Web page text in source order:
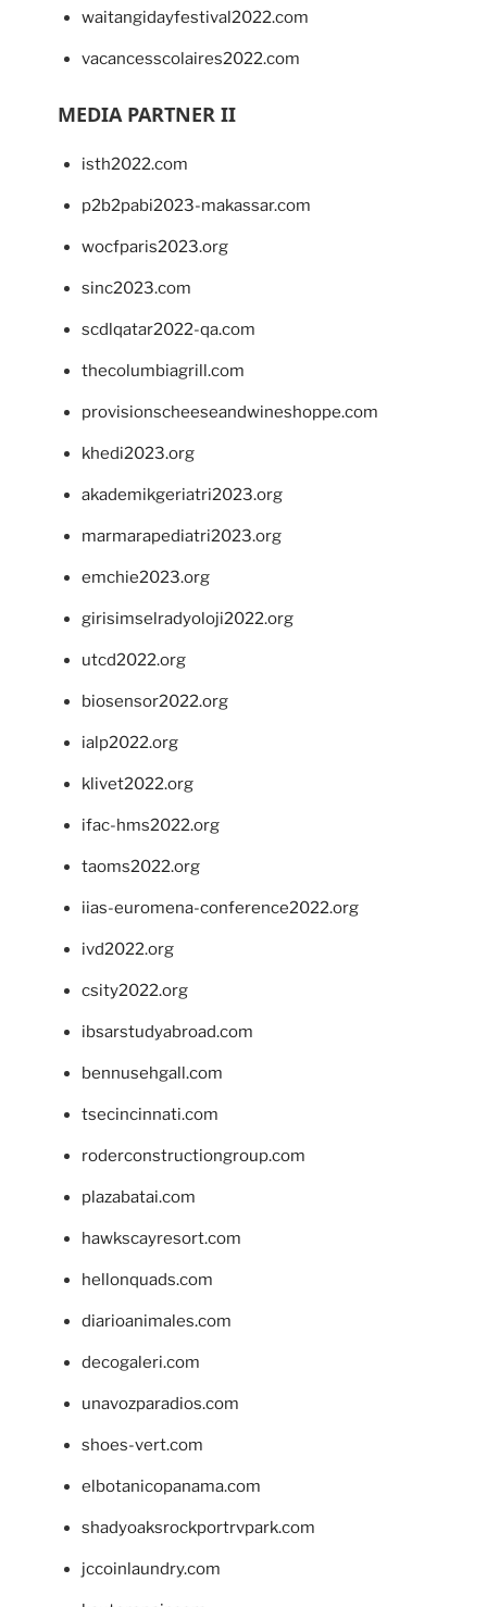
waitangidayfestival2022.com
vacancesscolaires2022.com
MEDIA PARTNER II
isth2022.com
p2b2pabi2023-makassar.com
wocfparis2023.org
sinc2023.com
scdlqatar2022-qa.com
thecolumbiagrill.com
provisionscheeseandwineshoppe.com
khedi2023.org
akademikgeriatri2023.org
marmarapediatri2023.org
emchie2023.org
girisimselradyoloji2022.org
utcd2022.org
biosensor2022.org
ialp2022.org
klivet2022.org
ifac-hms2022.org
taoms2022.org
iias-euromena-conference2022.org
ivd2022.org
csity2022.org
ibsarstudyabroad.com
bennusehgall.com
tsecincinnati.com
roderconstructiongroup.com
plazabatai.com
hawkscayresort.com
hellonquads.com
diarioanimales.com
decogaleri.com
unavozparadios.com
shoes-vert.com
elbotanicopanama.com
shadyoaksrockportrvpark.com
jccoinlaundry.com